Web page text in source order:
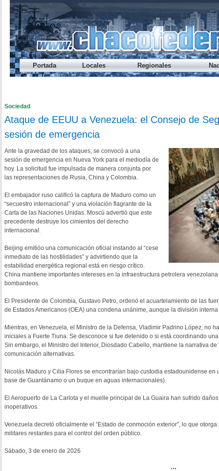
Portada Locales Regionales
Sociedad
Ataque de EEUU a Venezuela: el Consejo de
sesión de emergencia
Ante la gravedad de los ataques, se convocó a una
sesión de emergencia en Nueva York para el mediodía de
hoy. La solicitud fue impulsada de manera conjunta por
las representaciones de Rusia, China y Colombia.
El embajador ruso calificó la captura de Maduro como un
“secuestro internacional” y una violación flagrante de la
Carta de las Naciones Unidas. Moscú advertió que este
precedente destruye los cimientos del derecho
internacional.
Beijing emitióo una comunicación oficial instando al “cese
inmediato de las hostilidades” y advirtiendo que la
estabilidad energética regional está en riesgo crítico.
China mantiene importantes intereses en la infraestructura petrolera
bombardeos.
El Presidente de Colombia, Gustavo Petro, ordenó el acuartelamiento de las
de Estados Americanos (OEA) una condena unánime, aunque la división
Mientras, en Venezuela, el Ministro de la Defensa, Vladimir Padrino López, no
iniciales a Fuerte Tiuna. Se desconoce si fue detenido o si está coordinando
Sin embargo, el Ministro del Interior, Diosdado Cabello, mantiene la narrativa de
comunicación alternativas.
Nicolás Maduro y Cilia Flores se encontrarían bajo custodia estadounidense
base de Guantánamo o un buque en aguas internacionales).
El Aeropuerto de La Carlota y el muelle principal de La Guaira han sufrido
inoperativos.
Venezuela decretó oficialmente el “Estado de conmoción exterior”, lo que
militares restantes para el control del orden público.
Sábado, 3 de enero de 2026
...